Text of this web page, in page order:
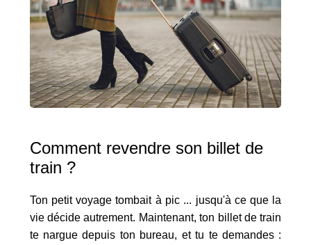
Comment revendre son billet de
train ?
Ton petit voyage tombait à pic ... jusqu'à ce que la
vie décide autrement. Maintenant, ton billet de train
te nargue depuis ton bureau, et tu te demandes :